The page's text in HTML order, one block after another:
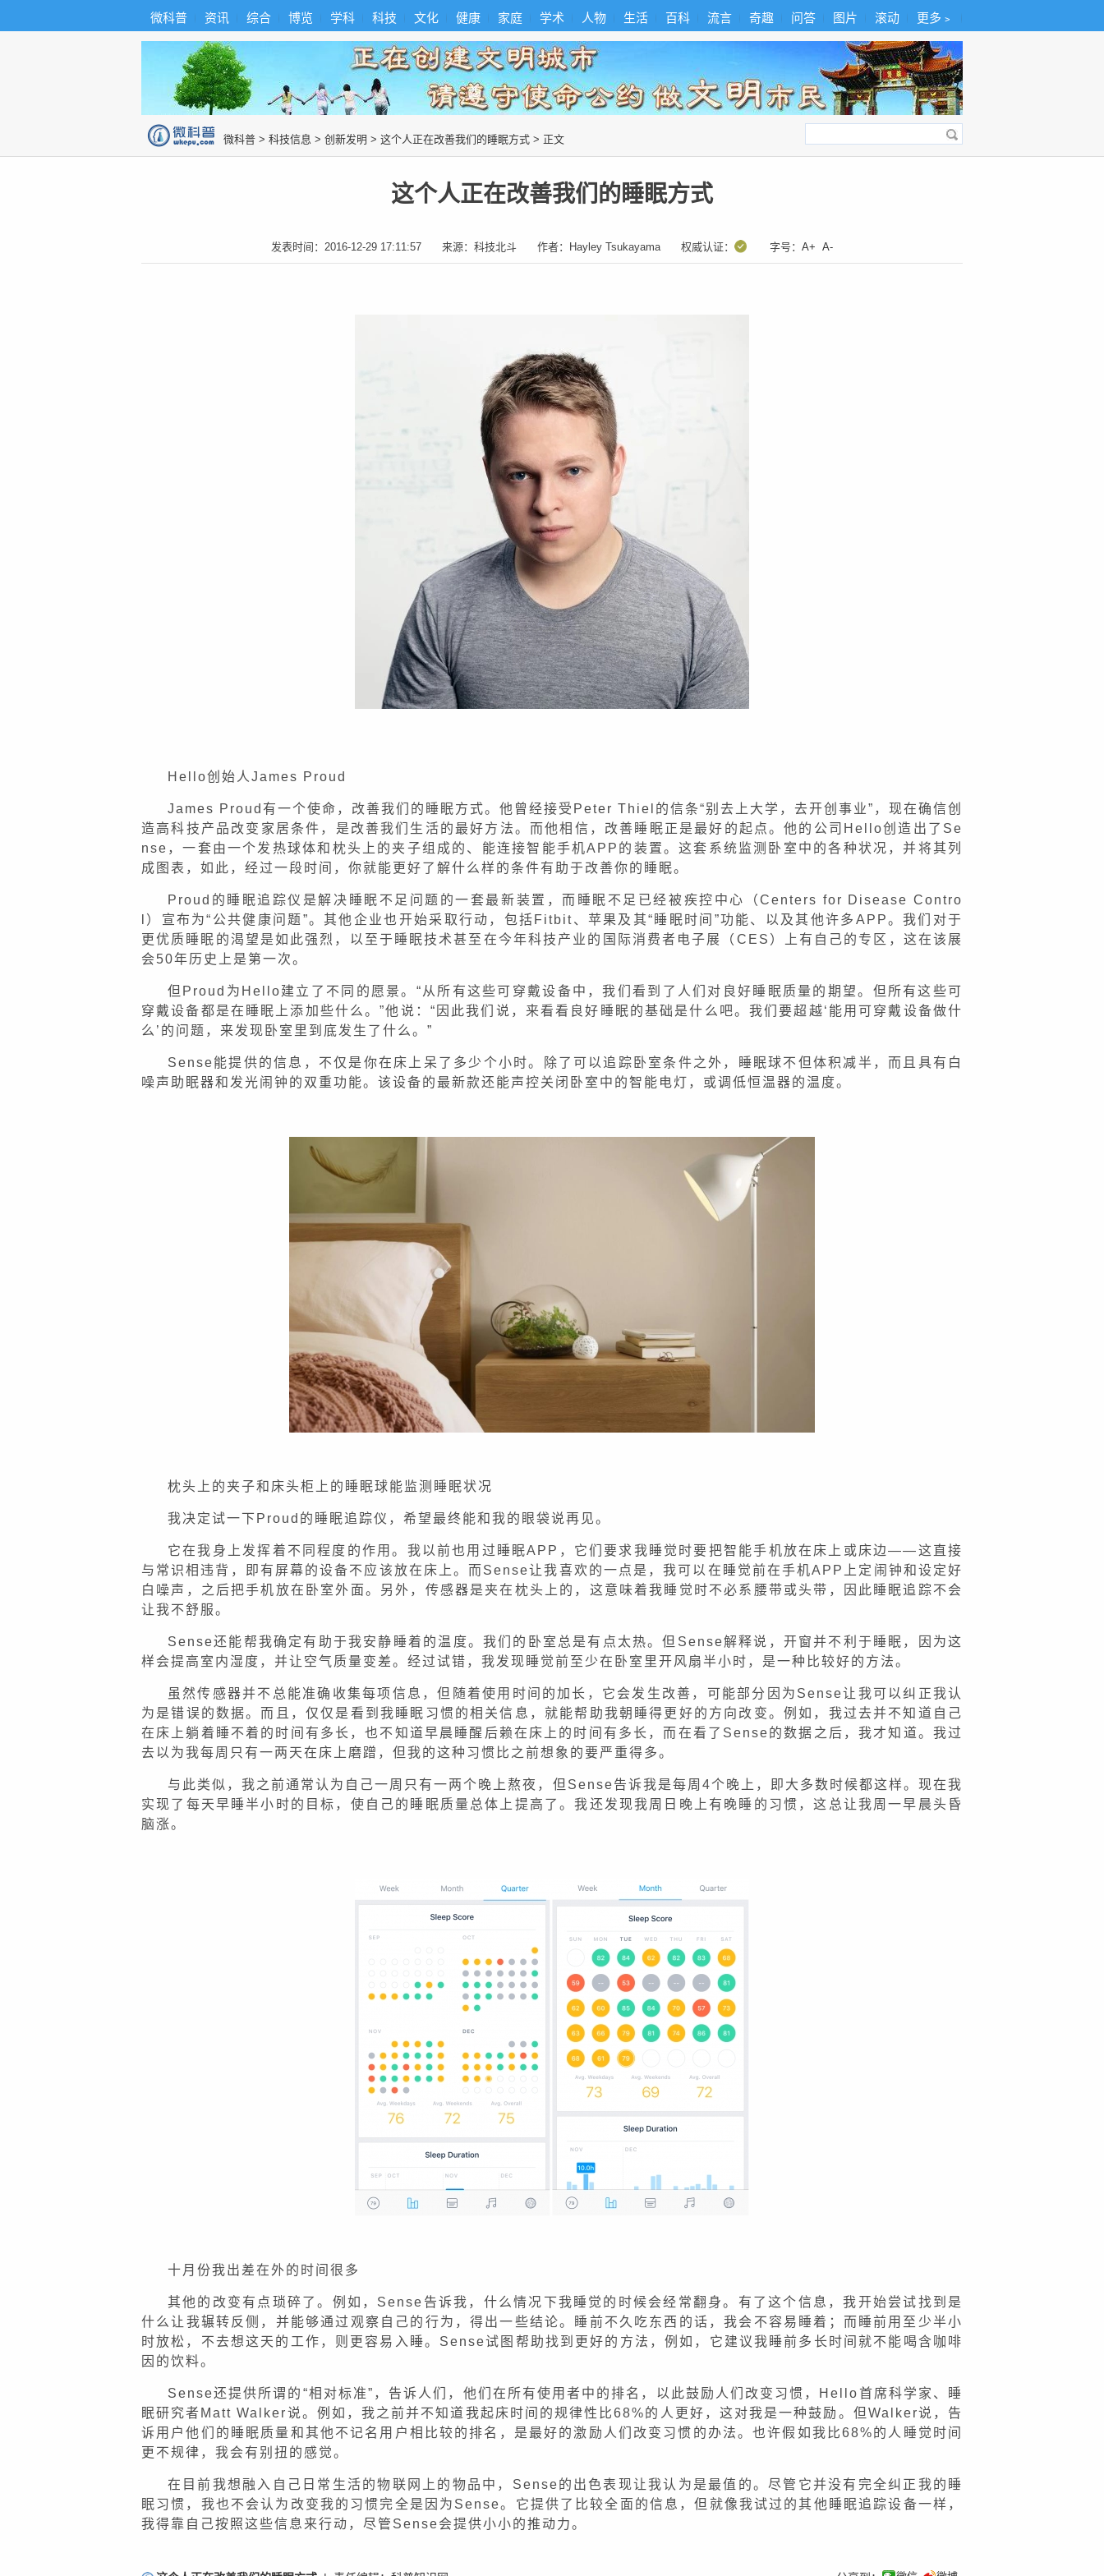
微科普 资讯 综合 博览 学科 科技 文化 健康 家庭 学术 人物 生活 百科 流言 奇趣 问答 图片 滚动 更多﹥
微科普 > 科技信息 > 创新发明 > 这个人正在改善我们的睡眠方式 > 正文
这个人正在改善我们的睡眠方式
发表时间： 2016-12-29 17:11:57 来源： 科技北斗 作者： Hayley Tsukayama 权威认证： 字号： A+ A-
Hello创始人James Proud
James Proud有一个使命，改善我们的睡眠方式。他曾经接受Peter Thiel的信条“别去上大学，去开创事业”，现在确信创
造高科技产品改变家居条件，是改善我们生活的最好方法。而他相信，改善睡眠正是最好的起点。他的公司Hello创造出了Se
nse，一套由一个发热球体和枕头上的夹子组成的、能连接智能手机APP的装置。这套系统监测卧室中的各种状况，并将其列
成图表，如此，经过一段时间，你就能更好了解什么样的条件有助于改善你的睡眠。
Proud的睡眠追踪仪是解决睡眠不足问题的一套最新装置，而睡眠不足已经被疾控中心（Centers for Disease Contro
l）宣布为“公共健康问题”。其他企业也开始采取行动，包括Fitbit、苹果及其“睡眠时间”功能、以及其他许多APP。我们对于
更优质睡眠的渴望是如此强烈，以至于睡眠技术甚至在今年科技产业的国际消费者电子展（CES）上有自己的专区，这在该展
会50年历史上是第一次。
但Proud为Hello建立了不同的愿景。“从所有这些可穿戴设备中，我们看到了人们对良好睡眠质量的期望。但所有这些可
穿戴设备都是在睡眠上添加些什么。”他说：“因此我们说，来看看良好睡眠的基础是什么吧。我们要超越‘能用可穿戴设备做什
么’的问题，来发现卧室里到底发生了什么。”
Sense能提供的信息，不仅是你在床上呆了多少个小时。除了可以追踪卧室条件之外，睡眠球不但体积减半，而且具有白
噪声助眠器和发光闹钟的双重功能。该设备的最新款还能声控关闭卧室中的智能电灯，或调低恒温器的温度。
枕头上的夹子和床头柜上的睡眠球能监测睡眠状况
我决定试一下Proud的睡眠追踪仪，希望最终能和我的眼袋说再见。
它在我身上发挥着不同程度的作用。我以前也用过睡眠APP，它们要求我睡觉时要把智能手机放在床上或床边——这直接
与常识相违背，即有屏幕的设备不应该放在床上。而Sense让我喜欢的一点是，我可以在睡觉前在手机APP上定闹钟和设定好
白噪声，之后把手机放在卧室外面。另外，传感器是夹在枕头上的，这意味着我睡觉时不必系腰带或头带，因此睡眠追踪不会
让我不舒服。
Sense还能帮我确定有助于我安静睡着的温度。我们的卧室总是有点太热。但Sense解释说，开窗并不利于睡眠，因为这
样会提高室内湿度，并让空气质量变差。经过试错，我发现睡觉前至少在卧室里开风扇半小时，是一种比较好的方法。
虽然传感器并不总能准确收集每项信息，但随着使用时间的加长，它会发生改善，可能部分因为Sense让我可以纠正我认
为是错误的数据。而且，仅仅是看到我睡眠习惯的相关信息，就能帮助我朝睡得更好的方向改变。例如，我过去并不知道自己
在床上躺着睡不着的时间有多长，也不知道早晨睡醒后赖在床上的时间有多长，而在看了Sense的数据之后，我才知道。我过
去以为我每周只有一两天在床上磨蹭，但我的这种习惯比之前想象的要严重得多。
与此类似，我之前通常认为自己一周只有一两个晚上熬夜，但Sense告诉我是每周4个晚上，即大多数时候都这样。现在我
实现了每天早睡半小时的目标，使自己的睡眠质量总体上提高了。我还发现我周日晚上有晚睡的习惯，这总让我周一早晨头昏
脑涨。
十月份我出差在外的时间很多
其他的改变有点琐碎了。例如，Sense告诉我，什么情况下我睡觉的时候会经常翻身。有了这个信息，我开始尝试找到是
什么让我辗转反侧，并能够通过观察自己的行为，得出一些结论。睡前不久吃东西的话，我会不容易睡着；而睡前用至少半小
时放松，不去想这天的工作，则更容易入睡。Sense试图帮助找到更好的方法，例如，它建议我睡前多长时间就不能喝含咖啡
因的饮料。
Sense还提供所谓的“相对标准”，告诉人们，他们在所有使用者中的排名，以此鼓励人们改变习惯，Hello首席科学家、睡
眠研究者Matt Walker说。例如，我之前并不知道我起床时间的规律性比68%的人更好，这对我是一种鼓励。但Walker说，告
诉用户他们的睡眠质量和其他不记名用户相比较的排名，是最好的激励人们改变习惯的办法。也许假如我比68%的人睡觉时间
更不规律，我会有别扭的感觉。
在目前我想融入自己日常生活的物联网上的物品中，Sense的出色表现让我认为是最值的。尽管它并没有完全纠正我的睡
眠习惯，我也不会认为改变我的习惯完全是因为Sense。它提供了比较全面的信息，但就像我试过的其他睡眠追踪设备一样，
我得靠自己按照这些信息来行动，尽管Sense会提供小小的推动力。